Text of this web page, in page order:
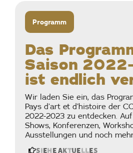
Programm
Das
Saison
ist endlich
Wir laden Sie ein, das
Pays d’art et d’histoire der
2022-2023 zu entdecken.
Shows, Konferenzen,
Ausstellungen und noch
Siehe Aktuelles